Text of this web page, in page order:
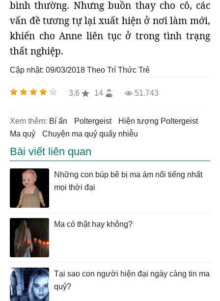
bình thường. Nhưng buồn thay cho cô, các
vấn đề tương tự lại xuất hiện ở nơi làm mới,
khiến cho Anne liên tục ở trong tình trạng
thất nghiệp.
Cập nhật: 09/03/2018 Theo Trí Thức Trẻ
3,6 14 51.743
Xem thêm: bí ẩn Poltergeist
hiện tượng Poltergeist
ma quỷ
chuyện ma quỷ quấy nhiễu
Bài viết liên quan
Những con búp bê bị ma ám nổi tiếng nhất
mọi thời đại
Ma có thật hay không?
Tại sao con người hiện đại ngày càng tin ma
quỷ?